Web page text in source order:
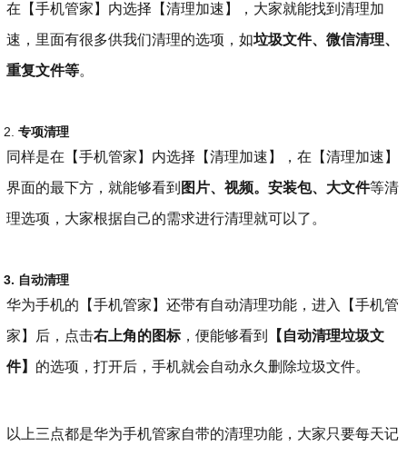
在【手机管家】内选择【清理加速】，大家就能找到清理加
速，里面有很多供我们清理的选项，如垃圾文件、微信清理、
重复文件等。
2.专项清理
同样是在【手机管家】内选择【清理加速】，在【清理加速】
界面的最下方，就能够看到 图片、视频。安装包、大文件等清
理选项，大家根据自己的需求进行清理就可以了。
3. 自动清理
华为手机的【手机管家】还带有自动清理功能，进入【手机管
家】后，点击右上角的图标，便能够看到
【自动清理垃圾文
件】 的选项，打开后，手机就会自动永久删除垃圾文件。
以上三点都是华为手机管家自带的清理功能，大家只要每天记